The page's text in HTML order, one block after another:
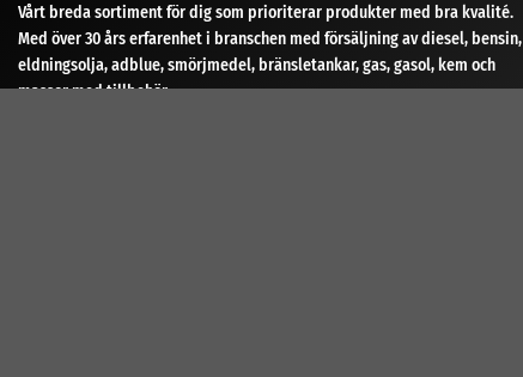
Vårt breda sortiment för dig som prioriterar produkter med bra kvalité.
Med över 30 års erfarenhet i branschen med försäljning av diesel, bensin,
eldningsolja, adblue, smörjmedel, bränsletankar, gas, gasol, kem och
massor med tillbehör.